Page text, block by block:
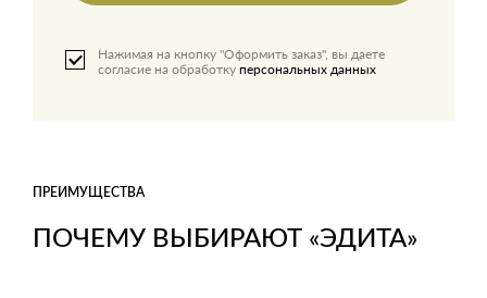
Нажимая на кнопку "Оформить заказ", вы даете
согласие на обработку персональных данных
ПОЧЕМУ ВЫБИРАЮТ «ЭДИТА»
ПРЕИМУЩЕСТВА